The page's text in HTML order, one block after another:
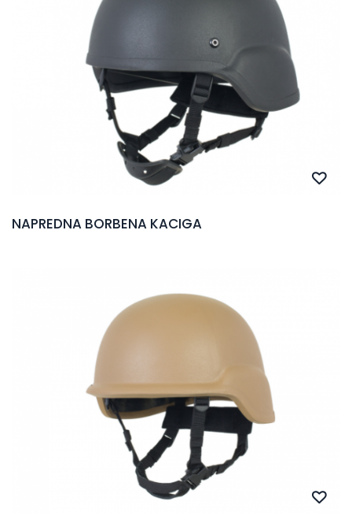
NAPREDNA BORBENA KACIGA